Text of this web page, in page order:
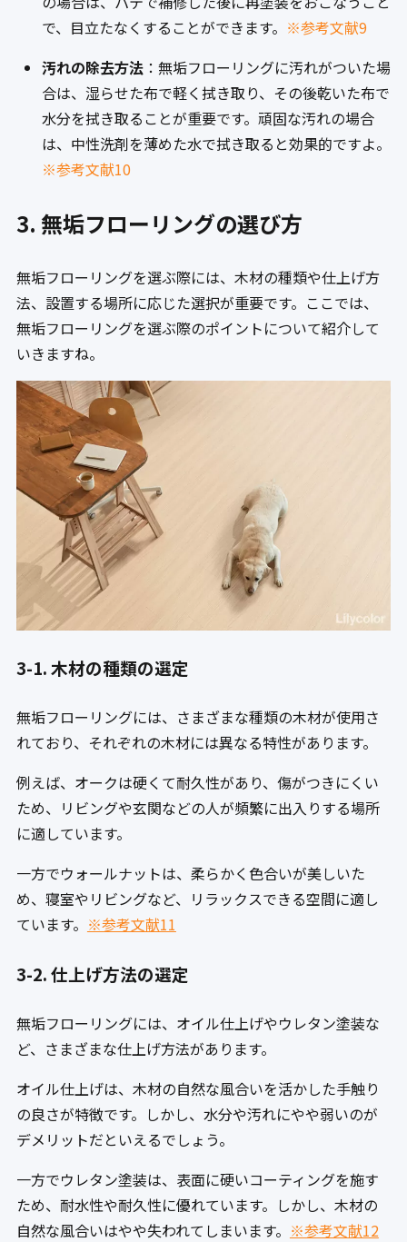
で、目立たなくすることができます。 ※参考文献9
汚れの除去方法：無垢フローリングに汚れがついた場
合は、湿らせた布で軽く拭き取り、その後乾いた布で
水分を拭き取ることが重要です。頑固な汚れの場合
は、中性洗剤を薄めた水で拭き取ると効果的ですよ。
※参考文献10
3. 無垢フローリングの選び方
無垢フローリングを選ぶ際には、木材の種類や仕上げ方
法、設置する場所に応じた選択が重要です。ここでは、
無垢フローリングを選ぶ際のポイントについて紹介して
いきますね。
3-1. 木材の種類の選定
無垢フローリングには、さまざまな種類の木材が使用さ
れており、それぞれの木材には異なる特性があります。
例えば、オークは硬くて耐久性があり、傷がつきにくい
ため、リビングや玄関などの人が頻繁に出入りする場所
に適しています。
一方でウォールナットは、柔らかく色合いが美しいた
め、寝室やリビングなど、リラックスできる空間に適し
ています。 ※参考文献11
3-2. 仕上げ方法の選定
無垢フローリングには、オイル仕上げやウレタン塗装な
ど、さまざまな仕上げ方法があります。
オイル仕上げは、木材の自然な風合いを活かした手触り
の良さが特徴です。しかし、水分や汚れにやや弱いのが
デメリットだといえるでしょう。
一方でウレタン塗装は、表面に硬いコーティングを施す
ため、耐水性や耐久性に優れています。しかし、木材の
自然な風合いはやや失われてしまいます。 ※参考文献12